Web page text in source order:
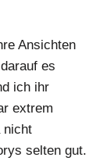
Ansichten
es
ich ihr
extrem
nicht
selten gut.